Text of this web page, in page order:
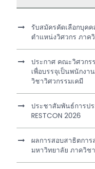
รับสมัครคัดเลือกบุค
ตำแหน่งวิศวกร ภาค
ประกาศ คณะวิศวกร
เพื่อบรรจุเป็นพนักง
วิชาวิศวกรรมเคมี
ประชาสัมพันธ์การป
RESTCON 2026
ผลการสอบสาธิตกา
มหาวิทยาลัย ภาควิช